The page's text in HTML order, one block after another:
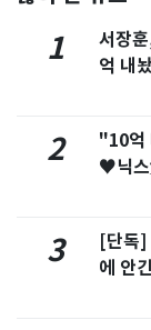
1
서장
억 내
2
"10억
♥닉스
3
[단독]
에 안